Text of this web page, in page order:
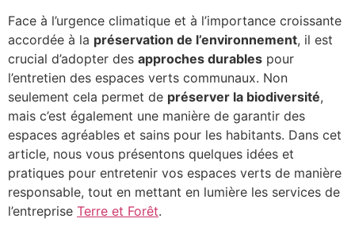
Face à l’urgence climatique et à l’importance croissante
accordée à la préservation de l’environnement, il est
crucial d’adopter des approches durables pour
l’entretien des espaces verts communaux. Non
seulement cela permet de préserver la biodiversité,
mais c’est également une manière de garantir des
espaces agréables et sains pour les habitants. Dans cet
article, nous vous présentons quelques idées et
pratiques pour entretenir vos espaces verts de manière
responsable, tout en mettant en lumière les services de
l’entreprise Terre et Forêt.